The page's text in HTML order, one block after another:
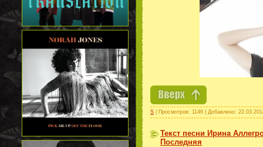
S | Просмотров: 1146 | Добавлено:
Текст песни Ирина
Последняя